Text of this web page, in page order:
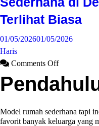
Terlihat Biasa
01/05/202601/05/2026
Haris
Comments Off
Model rumah sederhana tapi
favorit banyak keluarga yang